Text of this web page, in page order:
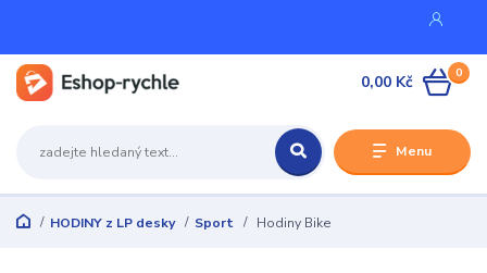
Menu
0
0,00 Kč
HODINY z LP desky Sport Hodiny Bike